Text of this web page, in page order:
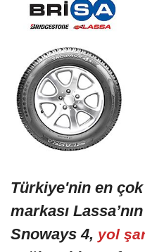
Türkiye'nin en
markası
Snoways 4, yol